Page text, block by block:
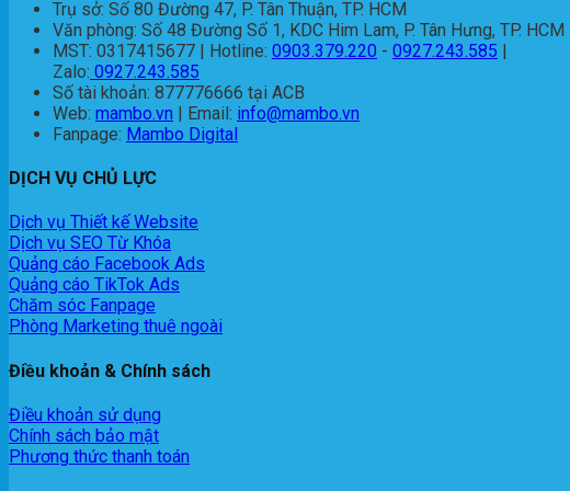
Trụ sở: Số 80 Đường 47, P. Tân Thuận, TP. HCM
Văn phòng: Số 48 Đường Số 1, KDC Him Lam, P. Tân Hưng, TP. HCM
MST: 0317415677 | Hotline: 0903.379.220 - 0927.243.585 |
Zalo: 0927.243.585
Số tài khoản: 877776666 tại ACB
Web: mambo.vn | Email: info@mambo.vn
Fanpage: Mambo Digital
DỊCH VỤ CHỦ LỰC
Dịch vụ Thiết kế Website
Dịch vụ SEO Từ Khóa
Quảng cáo Facebook Ads
Quảng cáo TikTok Ads
Chăm sóc Fanpage
Phòng Marketing thuê ngoài
Điều khoản & Chính sách
Điều khoản sử dụng
Chính sách bảo mật
Phương thức thanh toán